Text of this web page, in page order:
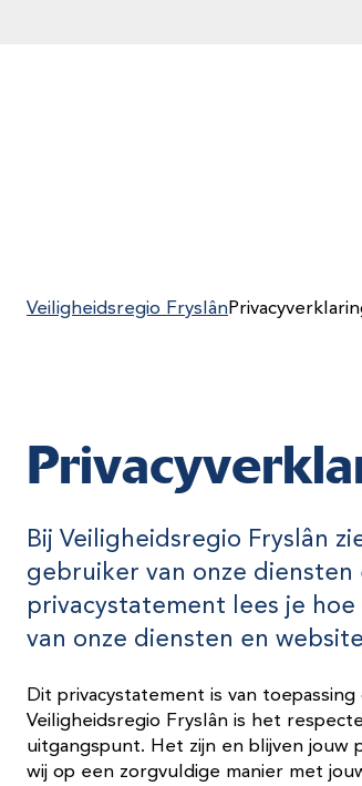
Veiligheidsregio Fryslân
Bij Veiligheidsregio Fryslân
gebruiker van onze
privacystatement lees je
van onze diensten en
Dit privacystatement is van
Veiligheidsregio Fryslân is het
uitgangspunt. Het zijn en blijven
wij op een zorgvuldige manier met